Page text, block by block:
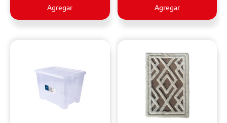
Agregar Agregar